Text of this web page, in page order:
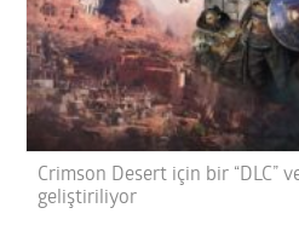
Crimson Desert için bir “DLC”
geliştiriliyor